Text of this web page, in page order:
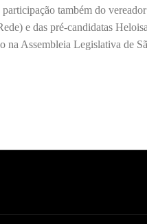
também do
e das pré-candidatas
na Assembleia Legislativa de